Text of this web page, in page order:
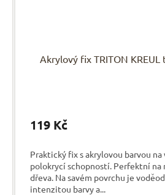
Akrylový fix TRITON
119 Kč
Praktický fix s akrylovou barvou na
polokrycí schopností. Perfektní na
dřeva. Na savém povrchu je
intenzitou barvy a...